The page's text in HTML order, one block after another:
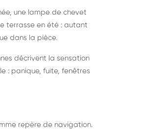
une lampe de chevet
terrasse en été : autant
dans la pièce.
décrivent la sensation
: panique, fuite, fenêtres
repère de navigation.